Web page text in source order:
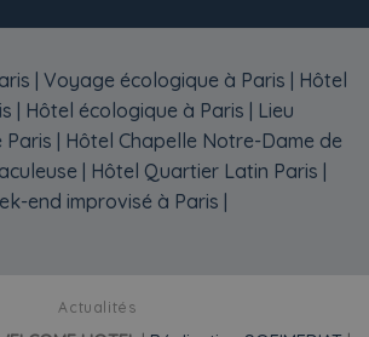
Voyage écologique à Paris
Hôtel
Hôtel écologique à Paris
Lieu
Paris
Hôtel Chapelle Notre-Dame de
Hôtel Quartier Latin Paris
end improvisé à Paris
Actualités